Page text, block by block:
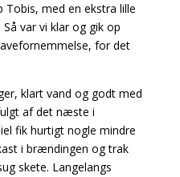
Tobis, med en ekstra lille
var vi klar og gik op
for det
klart vand og godt med
af det næste i
fik hurtigt nogle mindre
i brændingen og trak
skete. Langelangs